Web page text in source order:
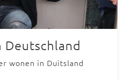
Deutschland
wonen in Duitsland